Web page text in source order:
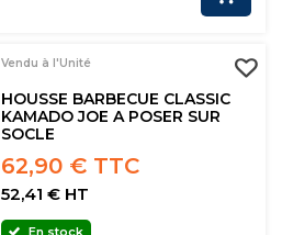
Vendu à l'Unité
HOUSSE BARBECUE CLASSIC
KAMADO JOE A POSER SUR
SOCLE
62,90 € TTC
52,41 € HT
En stock